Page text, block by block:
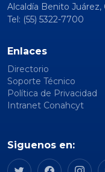
Alcaldía Benito Juárez,
Tel: (55) 5322-7700
Enlaces
Directorio
Soporte Técnico
Política de Privacidad
Intranet Conahcyt
Siguenos en: